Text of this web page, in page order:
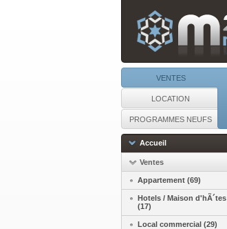
VENTES
LOCATION
PROGRAMMES NEUFS
Accueil
Ventes
Appartement (69)
Hotels / Maison d'hÃ´tes
(17)
Local commercial (29)